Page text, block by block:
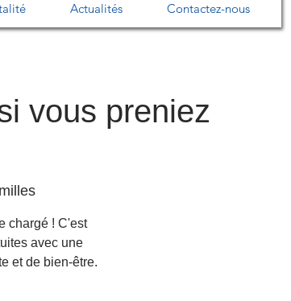
Actualités Contactez-nous
vous preniez
chargé ! C'est
avec une
et de bien-être.